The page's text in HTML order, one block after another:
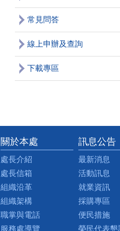
常見問答
線上申辦及查詢
下載專區
:::
關於本處
處長介紹
處長信箱
組織沿革
組織架構
職掌與電話
服務處導覽
訊息公告
最新消息
活動訊息
就業資訊
採購專區
便民措施
榮民代表懇